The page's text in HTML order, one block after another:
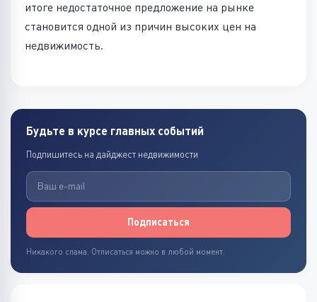
итоге недостаточное предложение на рынке
становится одной из причин высоких цен на
недвижимость.
Будьте в курсе главных событий
Подпишитесь на дайджест недвижимости
Подписаться
Никакого спама. Отписаться можно в любой момент.